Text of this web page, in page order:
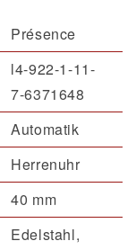
Présence
l4-922-1-11-
7-6371648
Automatik
Herrenuhr
40 mm
Edelstahl,